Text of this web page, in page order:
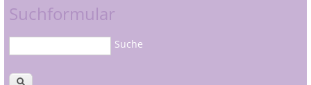
Suchformular
Suche